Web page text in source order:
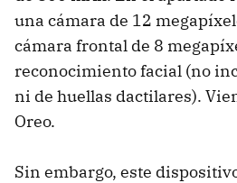
una cámara de 12
cámara frontal de 8
reconocimiento facial (no
ni de huellas dactilares).
Oreo.
Sin embargo, este